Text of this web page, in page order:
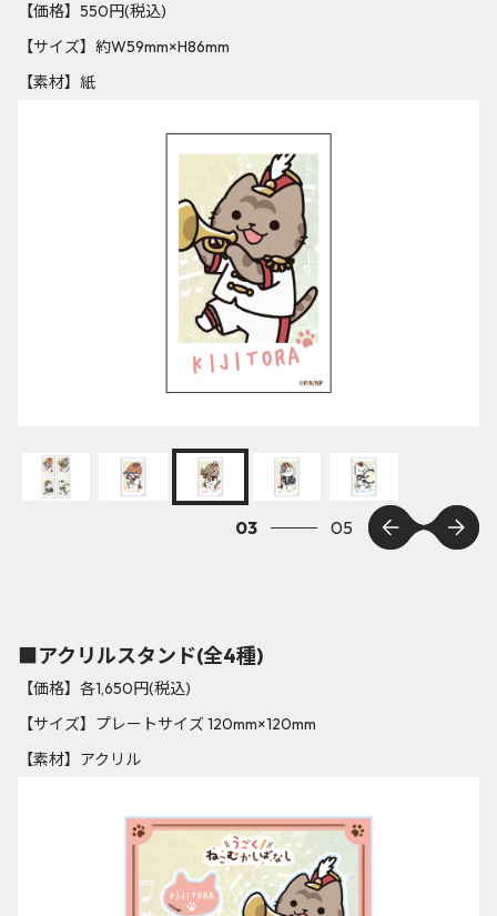
【価格】550円(税込)
【サイズ】約W59mm×H86mm
【素材】紙
03 05
■アクリルスタンド(全4種)
【価格】各1,650円(税込)
【サイズ】プレートサイズ 120mm×120mm
【素材】アクリル